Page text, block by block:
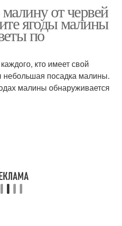
от червей
ягоды малины
по
кто имеет свой
небольшая посадка малины.
малины обнаруживается